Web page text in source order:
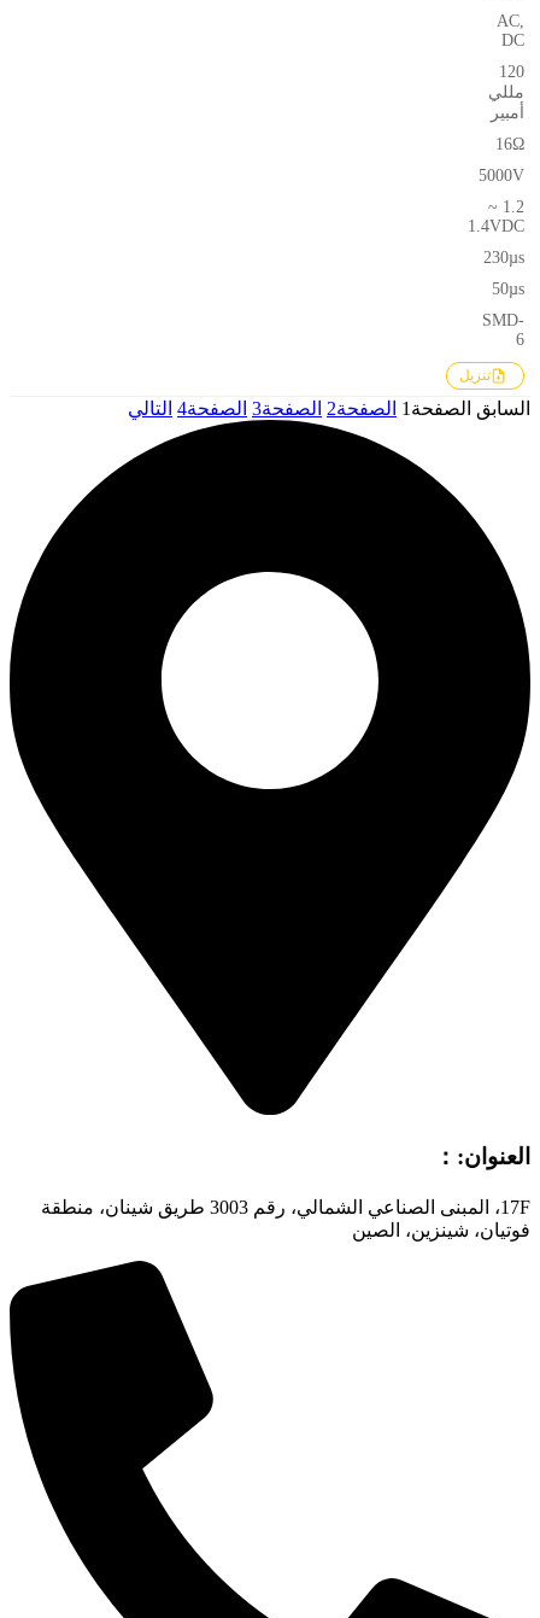
AC,
DC
120
مللي
أمبير
16Ω
5000V
1.2 ~
1.4VDC
230µs
50µs
SMD-
6
تنزيل
السابق الصفحة 1 الصفحة2 الصفحة3 الصفحة4 التالي
العنوان:：
17F، المبنى الصناعي الشمالي، رقم 3003 طريق شينان، منطقة
فوتيان، شينزين، الصين